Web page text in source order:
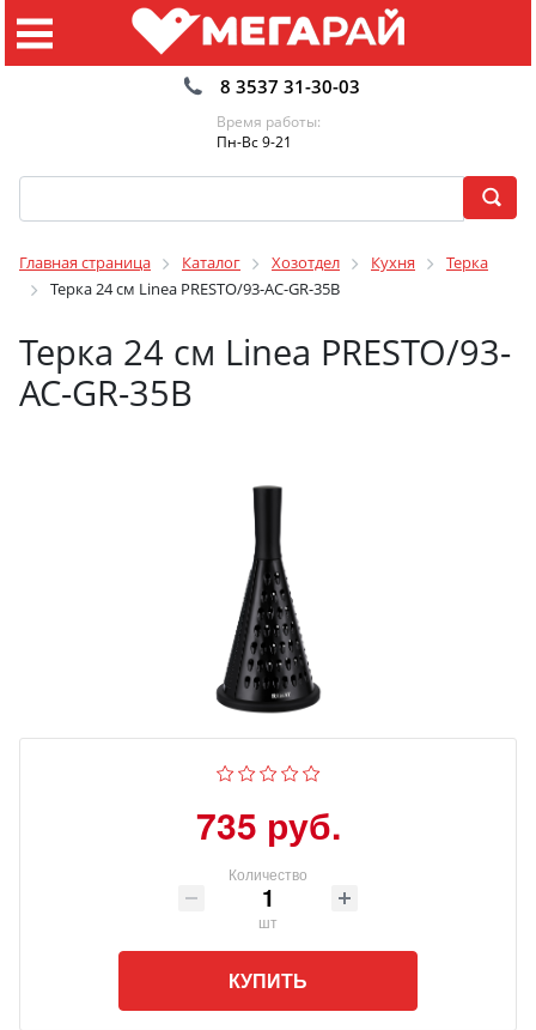
8 3537 31-30-03
Время работы:
Пн-Вс 9-21
Главная страница Каталог Хозотдел Кухня
Терка
Терка 24 см Linea PRESTO/93-AC-GR-35B
Терка 24 см Linea PRESTO/93-
AC-GR-35B
735 руб.
Количество
шт
КУПИТЬ